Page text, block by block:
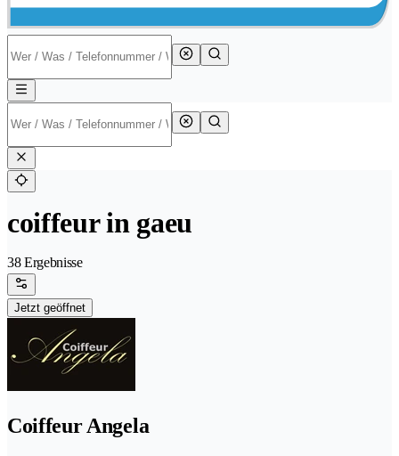
coiffeur in gaeu
38 Ergebnisse
Jetzt geöffnet
Coiffeur Angela